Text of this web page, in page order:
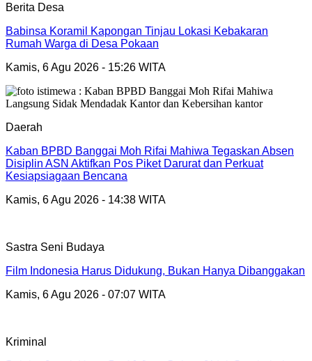
Berita Desa
Babinsa Koramil Kapongan Tinjau Lokasi Kebakaran
Rumah Warga di Desa Pokaan
Kamis, 6 Agu 2026 - 15:26 WITA
Daerah
Kaban BPBD Banggai Moh Rifai Mahiwa Tegaskan Absen
Disiplin ASN Aktifkan Pos Piket Darurat dan Perkuat
Kesiapsiagaan Bencana
Kamis, 6 Agu 2026 - 14:38 WITA
Sastra Seni Budaya
Film Indonesia Harus Didukung, Bukan Hanya Dibanggakan
Kamis, 6 Agu 2026 - 07:07 WITA
Kriminal